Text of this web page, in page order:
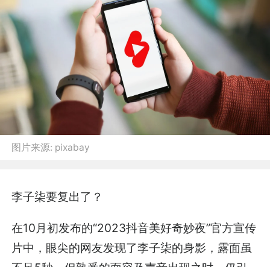
图片来源: pixabay
李子柒要复出了？
在10月初发布的“2023抖音美好奇妙夜”官方宣传
片中，眼尖的网友发现了李子柒的身影，露面虽